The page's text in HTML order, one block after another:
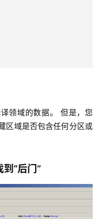
领域的数据。 但是，您
“后门”